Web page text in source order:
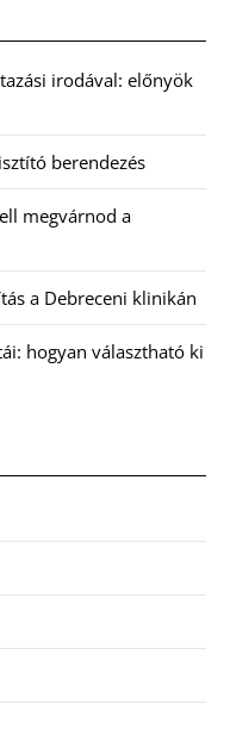
irodával: előnyök
berendezés
megvárnod a
a Debreceni klinikán
hogyan választható ki